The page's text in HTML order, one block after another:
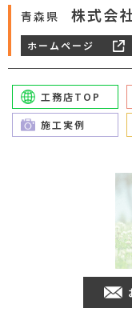
青森県 株式会
ホームページ
工務店TOP
施工実例